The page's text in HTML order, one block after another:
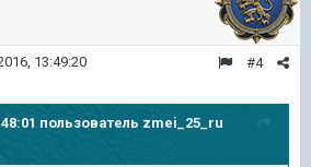
#4
13:49:20
пользователь zmei_25_ru